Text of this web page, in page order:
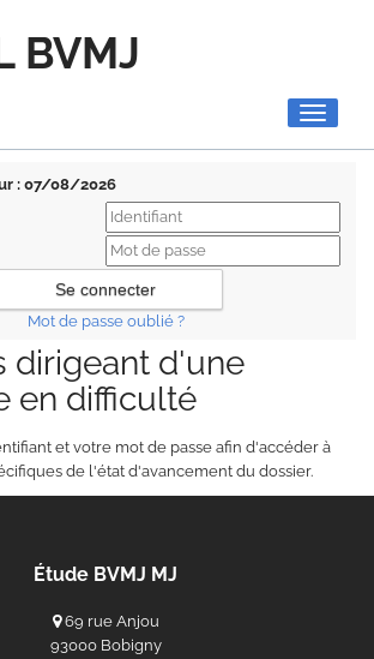
BVMJ
Toggle
: 07/08/2026
Mot de passe oublié ?
dirigeant d'une
en difficulté
et votre mot de passe afin d'accéder à
de l'état d'avancement du dossier.
Étude BVMJ MJ
69 rue Anjou
93000 Bobigny